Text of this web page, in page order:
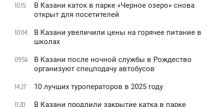
10:15
В Казани каток в парке «Черное озеро» снова
открыт для посетителей
10:04
В Казани увеличили цены на горячее питание в
школах
09:56
В Казани после ночной службы в Рождество
организуют спецподачу автобусов
14:27 10 лучших туроператоров в 2025 году
11:20 В Казани продлили закрытие катка в парке